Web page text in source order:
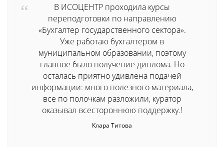
В ИСОЦЕНТР проходила курсы
переподготовки по направлению
«Бухгалтер государственного сектора».
Уже работаю бухгалтером в
муниципальном образовании, поэтому
главное было получение диплома. Но
осталась приятно удивлена подачей
информации: много полезного материала,
все по полочкам разложили, куратор
оказывал всестороннюю поддержку.!
Клара Титова